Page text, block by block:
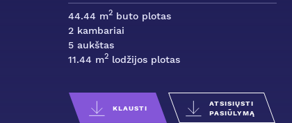
44.44 m2 buto plotas
2 kambariai
5 aukštas
11.44 m2 lodžijos plotas
KLAUSTI
ATSISIŲSTI
PASIŪLYMĄ